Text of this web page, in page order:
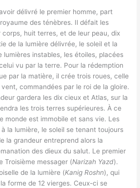
délivré le premier homme, part
des ténèbres. Il défait les
huit terres, et de leur peau, dix
de la lumière délivrée, le soleil et la
lumières instables, les étoiles, placées
vu par la terre. Pour la rédemption
par la matière, il crée trois roues, celle
vent, commandées par le roi de la gloire.
gardera les dix cieux et Atlas, sur la
les trois terres supérieures. À ce
monde est immobile et sans vie. Les
la lumière, le soleil se tenant toujours
la grandeur entreprend alors la
des dieux du salut. Le premier
Troisième messager (Narizah Yazd).
de la lumière (Kanig Roshn), qui
forme de 12 vierges. Ceux-ci se